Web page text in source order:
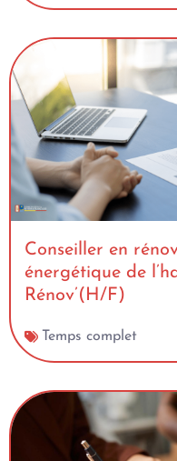
Conseiller en
énergétique de
Rénov’(H/F)
Temps complet